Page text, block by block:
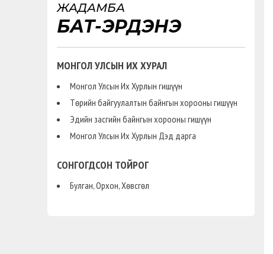
ЖАДАМБА
БАТ-ЭРДЭНЭ
МОНГОЛ УЛСЫН ИХ ХУРАЛ
Монгол Улсын Их Хурлын гишүүн
Төрийн байгуулалтын байнгын хорооны гишүүн
Эдийн засгийн байнгын хорооны гишүүн
Монгол Улсын Их Хурлын Дэд дарга
СОНГОГДСОН ТОЙРОГ
Булган, Орхон, Хөвсгөл